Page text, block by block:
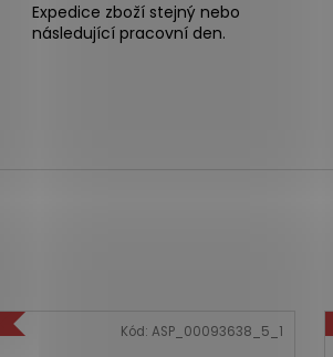
Expedice zboží stejný nebo
následující pracovní den.
Kód: ASP_00093638_5_1